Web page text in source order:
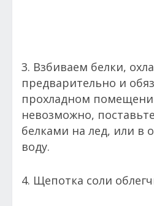
3. Взбиваем белки,
предварительно и
прохладном
невозможно,
белками на лед, или в
воду.
4. Щепотка соли